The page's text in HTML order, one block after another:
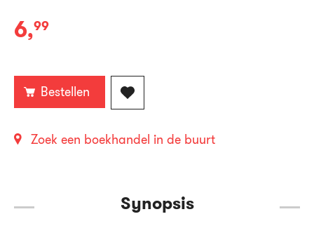
E-
6,99
Bestellen
Zoek een boekhandel in de buurt
Synopsis